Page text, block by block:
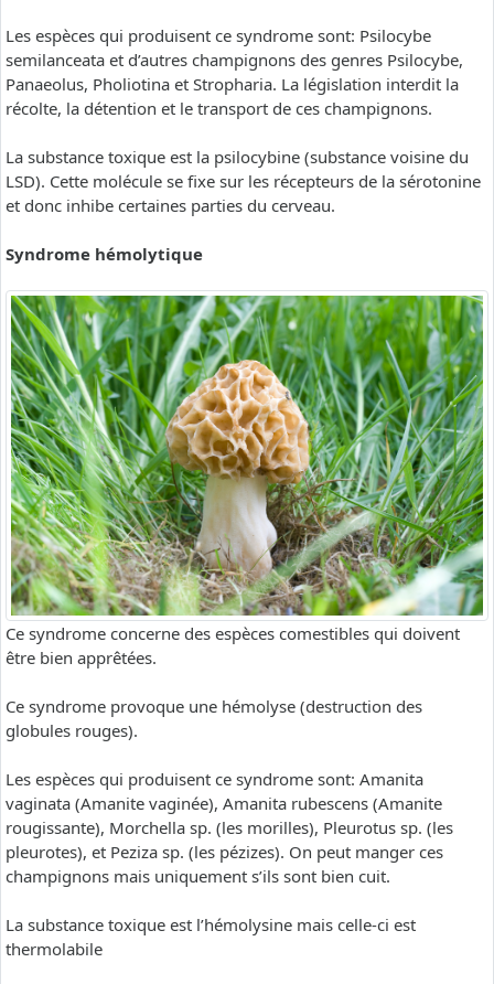
Les espèces qui produisent ce syndrome sont: Psilocybe
semilanceata et d’autres champignons des genres Psilocybe,
Panaeolus, Pholiotina et Stropharia. La législation interdit la
récolte, la détention et le transport de ces champignons.
La substance toxique est la psilocybine (substance voisine du
LSD). Cette molécule se fixe sur les récepteurs de la sérotonine
et donc inhibe certaines parties du cerveau.
Syndrome hémolytique
Ce syndrome concerne des espèces comestibles qui doivent
être bien apprêtées.
Ce syndrome provoque une hémolyse (destruction des
globules rouges).
Les espèces qui produisent ce syndrome sont: Amanita
vaginata (Amanite vaginée), Amanita rubescens (Amanite
rougissante), Morchella sp. (les morilles), Pleurotus sp. (les
pleurotes), et Peziza sp. (les pézizes). On peut manger ces
champignons mais uniquement s’ils sont bien cuit.
La substance toxique est l’hémolysine mais celle-ci est
thermolabile